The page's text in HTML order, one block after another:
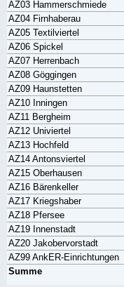
AZ03 Hammerschmiede
AZ04 Firnhaberau
AZ05 Textilviertel
AZ06 Spickel
AZ07 Herrenbach
AZ08 Göggingen
AZ09 Haunstetten
AZ10 Inningen
AZ11 Bergheim
AZ12 Univiertel
AZ13 Hochfeld
AZ14 Antonsviertel
AZ15 Oberhausen
AZ16 Bärenkeller
AZ17 Kriegshaber
AZ18 Pfersee
AZ19 Innenstadt
AZ20 Jakobervorstadt
AZ99 AnkER-Einrichtungen
Summe